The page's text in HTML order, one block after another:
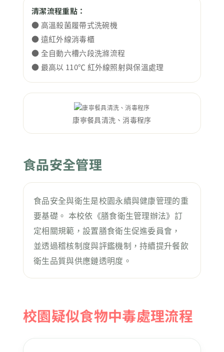
清潔流程重點：
● 高溫殺菌履帶式洗碗機
● 遠紅外線消毒櫃
● 全自動六槽六段洗滌流程
● 最高以 110℃ 紅外線照射與保溫處理
康寧餐具清洗、消毒程序
食品安全管理
食品安全與衛生是校園永續與健康管理的重
要基礎。 本校依《膳食衛生管理辦法》訂
定相關規範，設置膳食衛生促進委員會，
並透過稽核制度與評鑑機制，持續提升餐飲
衛生品質與供應鏈透明度。
校園疑似食物中毒處理流程